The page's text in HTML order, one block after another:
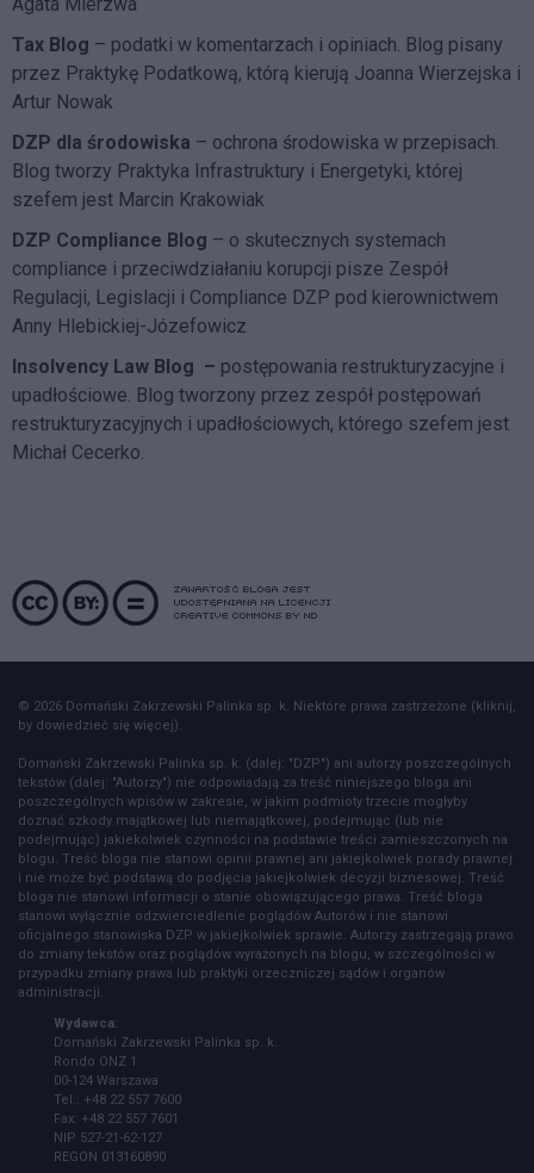
Tax Blog – podatki w komentarzach i opiniach. Blog pisany
przez Praktykę Podatkową, którą kierują Joanna Wierzejska i
Artur Nowak
DZP dla środowiska – ochrona środowiska w przepisach.
Blog tworzy Praktyka Infrastruktury i Energetyki, której
szefem jest Marcin Krakowiak
DZP Compliance Blog – o skutecznych systemach
compliance i przeciwdziałaniu korupcji pisze Zespół
Regulacji, Legislacji i Compliance DZP pod kierownictwem
Anny Hlebickiej-Józefowicz
Insolvency Law Blog – postępowania restrukturyzacyjne i
upadłościowe. Blog tworzony przez zespół postępowań
restrukturyzacyjnych i upadłościowych, którego szefem jest
Michał Cecerko.
© 2026 Domański Zakrzewski Palinka sp. k. Niektóre prawa zastrzeżone (kliknij,
by dowiedzieć się więcej).
Domański Zakrzewski Palinka sp. k. (dalej: "DZP") ani autorzy poszczególnych
tekstów (dalej: "Autorzy") nie odpowiadają za treść niniejszego bloga ani
poszczególnych wpisów w zakresie, w jakim podmioty trzecie mogłyby
doznać szkody majątkowej lub niemajątkowej, podejmując (lub nie
podejmując) jakiekolwiek czynności na podstawie treści zamieszczonych na
blogu. Treść bloga nie stanowi opinii prawnej ani jakiejkolwiek porady prawnej
i nie może być podstawą do podjęcia jakiejkolwiek decyzji biznesowej. Treść
bloga nie stanowi informacji o stanie obowiązującego prawa. Treść bloga
stanowi wyłącznie odzwierciedlenie poglądów Autorów i nie stanowi
oficjalnego stanowiska DZP w jakiejkolwiek sprawie. Autorzy zastrzegają prawo
do zmiany tekstów oraz poglądów wyrażonych na blogu, w szczególności w
przypadku zmiany prawa lub praktyki orzeczniczej sądów i organów
administracji.
Wydawca:
Domański Zakrzewski Palinka sp. k.
Rondo ONZ 1
00-124 Warszawa
Tel.: +48 22 557 7600
Fax: +48 22 557 7601
NIP 527-21-62-127
REGON 013160890